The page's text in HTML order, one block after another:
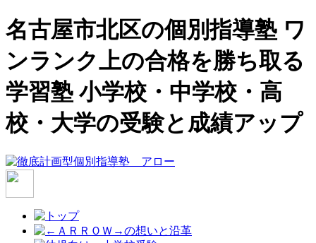
名古屋市北区の個別指導塾 ワ
ンランク上の合格を勝ち取る
学習塾 小学校・中学校・高
校・大学の受験と成績アップ